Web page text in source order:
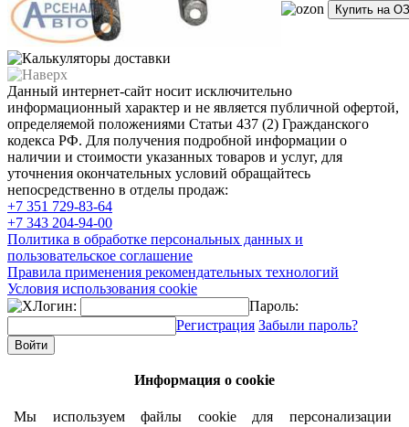
Купить на
Данный интернет-сайт носит исключительно
информационный характер и не является публичной офертой,
определяемой положениями Статьи 437 (2) Гражданского
кодекса РФ. Для получения подробной информации о
наличии и стоимости указанных товаров и услуг, для
уточнения окончательных условий обращайтесь
непосредственно в отделы продаж:
+7 351 729-83-64
+7 343 204-94-00
Политика в обработке персональных данных и
пользовательское соглашение
Правила применения рекомендательных технологий
Условия использования cookie
Логин:
Пароль:
Регистрация Забыли пароль?
Информация о cookie
Мы используем файлы cookie для персонализации